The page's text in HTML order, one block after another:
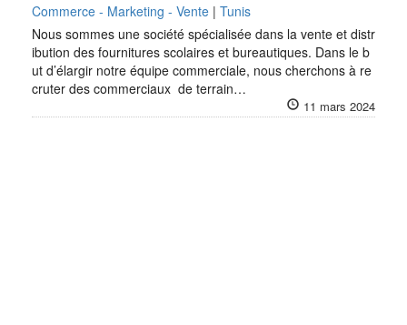
Commerce - Marketing - Vente | Tunis
Nous sommes une société spécialisée dans la vente et distr
ibution des fournitures scolaires et bureautiques. Dans le b
ut d’élargir notre équipe commerciale, nous cherchons à re
cruter des commerciaux de terrain…
11 mars 2024